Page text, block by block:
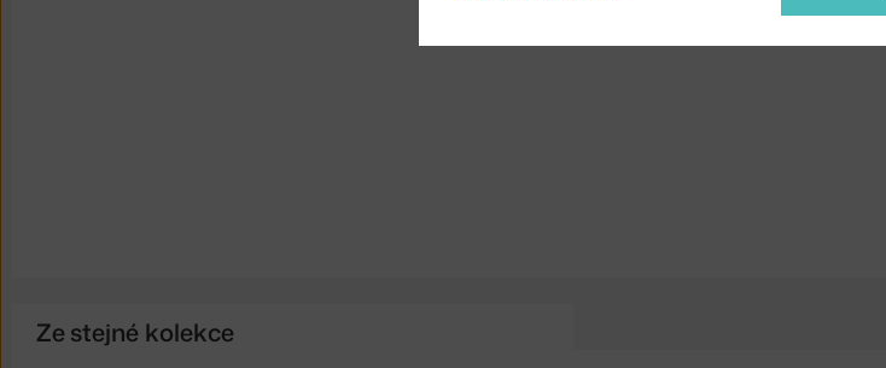
Ze stejné kolekce